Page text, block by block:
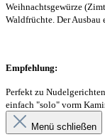
Weihnachtsgewürze
Waldfrüchte. Der Ausbau
Empfehlung:
Perfekt zu
einfach "solo" vorm
Menü schließen